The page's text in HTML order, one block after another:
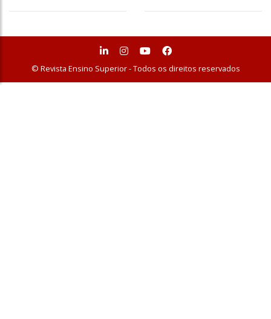
© Revista Ensino Superior - Todos os direitos reservados